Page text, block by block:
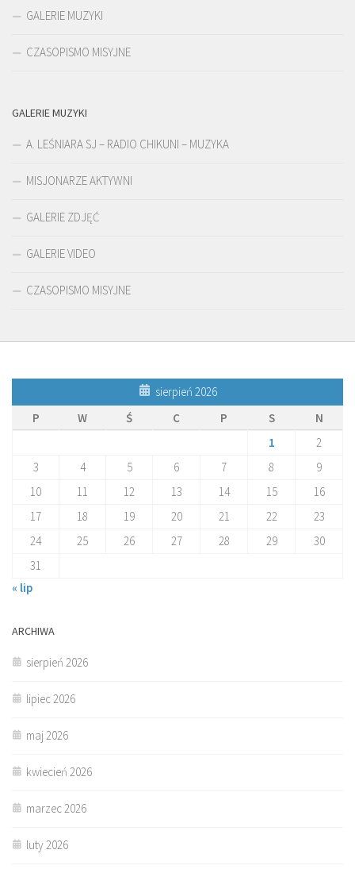
GALERIE MUZYKI
CZASOPISMO MISYJNE
GALERIE MUZYKI
A. LEŚNIARA SJ – RADIO CHIKUNI – MUZYKA
MISJONARZE AKTYWNI
GALERIE ZDJĘĆ
GALERIE VIDEO
CZASOPISMO MISYJNE
sierpień 2026
P
W Ś C P S
N
1
2
3
4 5 6 7 8
9
10
11 12 13 14 15
16
17
18 19 20 21 22
23
24
25 26 27 28 29
30
31
« lip
ARCHIWA
sierpień 2026
lipiec 2026
maj 2026
kwiecień 2026
marzec 2026
luty 2026